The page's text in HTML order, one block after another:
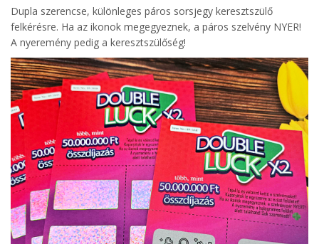
Dupla szerencse, különleges páros sorsjegy keresztszülő
felkérésre. Ha az ikonok megegyeznek, a páros szelvény NYER!
A nyeremény pedig a keresztszülőség!